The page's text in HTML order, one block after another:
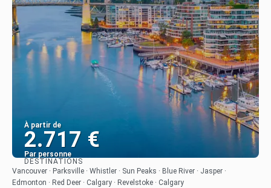
À partir de
2.717 €
Par personne
Afficher
DESTINATIONS
Vancouver · Parksville · Whistler · Sun Peaks · Blue River · Jasper ·
Edmonton · Red Deer · Calgary · Revelstoke · Calgary